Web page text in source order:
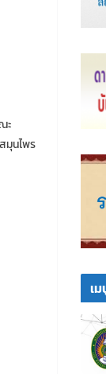
ะ
มุนไพร
เ